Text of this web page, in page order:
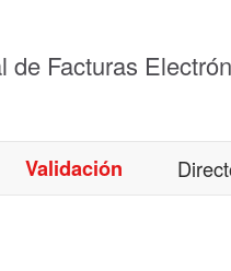
de Facturas
Validación